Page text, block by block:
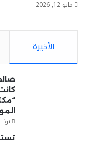
مايو 12, 2026
الأخيرة
يونيو